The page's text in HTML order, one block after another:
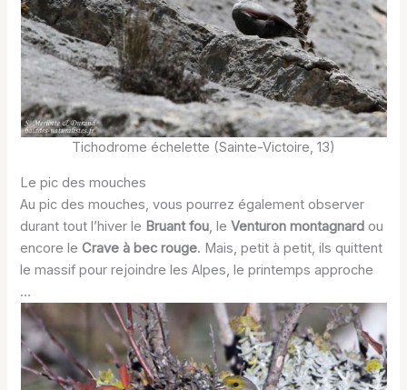
Tichodrome échelette (Sainte-Victoire, 13)
Le pic des mouches
Au pic des mouches, vous pourrez également observer
durant tout l’hiver le Bruant fou, leVenturon montagnard ou
encore leCrave à bec rouge. Mais, petit à petit, ils quittent
le massif pour rejoindre les Alpes, le printemps approche
…